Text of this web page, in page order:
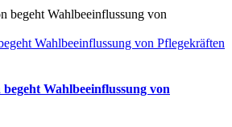
Wahlbeeinflussung von Pflegekräften
Wahlbeeinflussung von